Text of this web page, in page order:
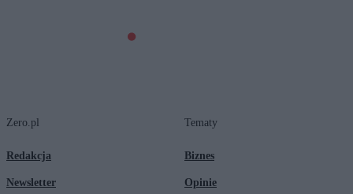
Zero.pl
Redakcja
Newsletter
Tematy
Biznes
Opinie